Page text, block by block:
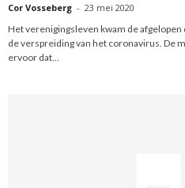
Cor Vosseberg - 23 mei 2020
Het verenigingsleven kwam de
de verspreiding van het coronavirus. De
ervoor dat...